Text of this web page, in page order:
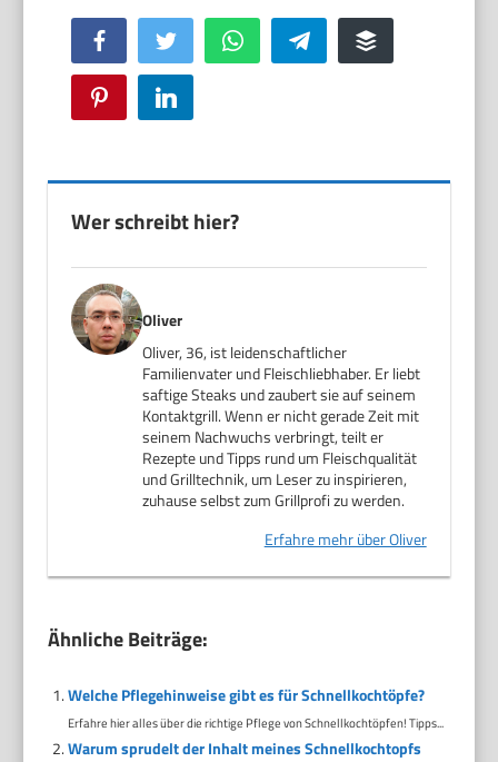
Facebook Twitter WhatsApp Telegram Buffer
Pinterest LinkedIn
Wer schreibt hier?
Oliver
Oliver, 36, ist leidenschaftlicher
Familienvater und Fleischliebhaber. Er liebt
saftige Steaks und zaubert sie auf seinem
Kontaktgrill. Wenn er nicht gerade Zeit mit
seinem Nachwuchs verbringt, teilt er
Rezepte und Tipps rund um Fleischqualität
und Grilltechnik, um Leser zu inspirieren,
zuhause selbst zum Grillprofi zu werden.
Erfahre mehr über Oliver
Ähnliche Beiträge:
Welche Pflegehinweise gibt es für Schnellkochtöpfe?
Erfahre hier alles über die richtige Pflege von Schnellkochtöpfen! Tipps...
Warum sprudelt der Inhalt meines Schnellkochtopfs